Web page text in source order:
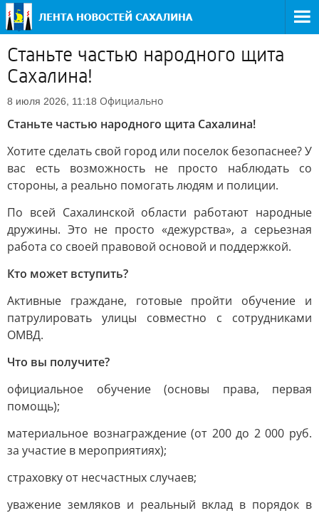
Станьте частью народного щита
Сахалина!
8 июля 2026, 11:18 Официально
Станьте частью народного щита Сахалина!
Хотите сделать свой город или поселок безопаснее? У
вас есть возможность не просто наблюдать со
стороны, а реально помогать людям и полиции.
По всей Сахалинской области работают народные
дружины. Это не просто «дежурства», а серьезная
работа со своей правовой основой и поддержкой.
Кто может вступить?
Активные граждане, готовые пройти обучение и
патрулировать улицы совместно с сотрудниками
ОМВД.
Что вы получите?
официальное обучение (основы права, первая
помощь);
материальное вознаграждение (от 200 до 2 000 руб.
за участие в мероприятиях);
страховку от несчастных случаев;
уважение земляков и реальный вклад в порядок в